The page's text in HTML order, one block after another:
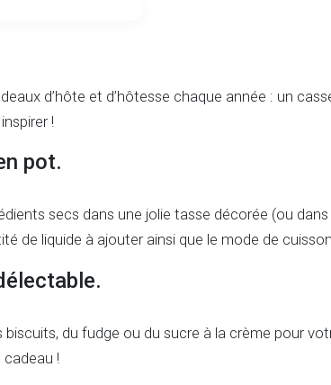
d’hôte et d’hôtesse chaque année : un
!
pot.
secs dans une jolie tasse décorée (ou
de liquide à ajouter ainsi que le mode de
biscuits, du fudge ou du sucre à la crème pour
!